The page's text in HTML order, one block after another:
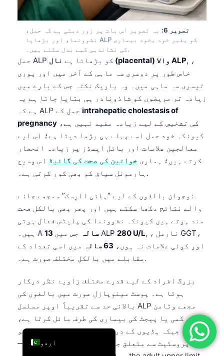
تصویر 6:
یہ تصویر اس بات پر زور دیتی ہے کہ حمل،
نشوونما، اور بڑھاپا ALP کو بغیر خود بخود بیماری
کی نشاندہی کیے بدل سکتے ہیں۔.
حمل ALP کو بڑھاتا ہے نال (placental) والا ALP, ،
خاص طور پر دوسری سہ ماہی کے آخر میں اور پوری
تیسری سہ ماہی میں۔ وہ باریک نکتہ جس کے بارے میں
زیادہ تر مریضوں کو شاذونادر ہی بتایا جاتا ہے یہ
intrahepatic cholestasis of
pregnancy
کیونکہ خود حمل اسے پہلے ہی بڑھا دیتا ہے؛ اس لیے
معالجین علامات اور بائل ایسڈز پر زیادہ انحصار
کرتے ہیں؛ ہماری خواتین کی صحت کی گائیڈ اس وسیع
ہارمونل سیاق کو بھی کور کرتی ہے۔.
نوجوان بالغوں کے لیے “ہائی الرِسک” سمجھے جانے
والے نتائج دکھا سکتے ہیں اور پھر بھی بالکل صحت
مند ہوتے ہیں کیونکہ نشوونما کی پلیٹس فعال ہوتی
ہیں۔ A
13 سالہ جس میں ALP 280 U/L, ، نارمل GGT،
اور کوئی علامات نہ ہوں، 63 سالہ
میں اسی تعداد کے
مقابلے میں بالکل مختلف صورت ہے۔.
بزرگ افراد کے لیے قدرے مختلف زاویۂ نظر درکار
ہوتا ہے۔ پوسٹ مینوپازل عورت میں بالغوں کی
بالائی حد سے تقریباً اوپر مسلسل ALP مجھے وٹامن
ڈی کی کمی یا پیجٹ کی بیماری کی طرف مائل کرتا ہے،
جبکہ ہڈیوں کے درد کے ساتھ ایک بزرگ مرد کو
پروسٹیٹ سے متعلق جانچ کی ضرورت پڑ سکتی ہے—
اردو
Deutsch
العربية
עִבְרִית
Italiano
Español
Português
Ελληνικά
Türkçe
Română
فارسی
Български
Dansk
Nederlands
हिन्दी
Bahasa Indonesia
Հայերեն
Íslenska